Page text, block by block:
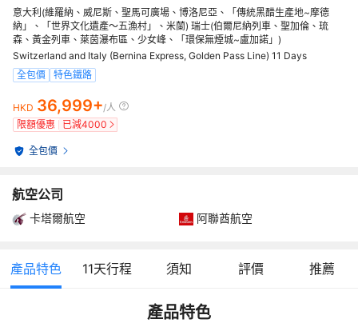
意大利(維羅納、威尼斯、聖馬可廣場、博洛尼亞、「傳統黑醋生產地~摩德
納」、「世界文化遺產～五漁村」、米蘭) 瑞士(伯爾尼納列車、聖加倫、琉
森、黃金列車、萊茵瀑布區、少女峰、「環保無煙城~盧加諾」)
Switzerland and Italy (Bernina Express, Golden Pass Line) 11 Days
全包價
特色鐵路
HKD 36,999+/人
限額優惠
已減4000
全包價
航空公司
卡塔爾航空 阿聯酋航空
產品特色 11天行程 須知 評價 推薦
產品特色